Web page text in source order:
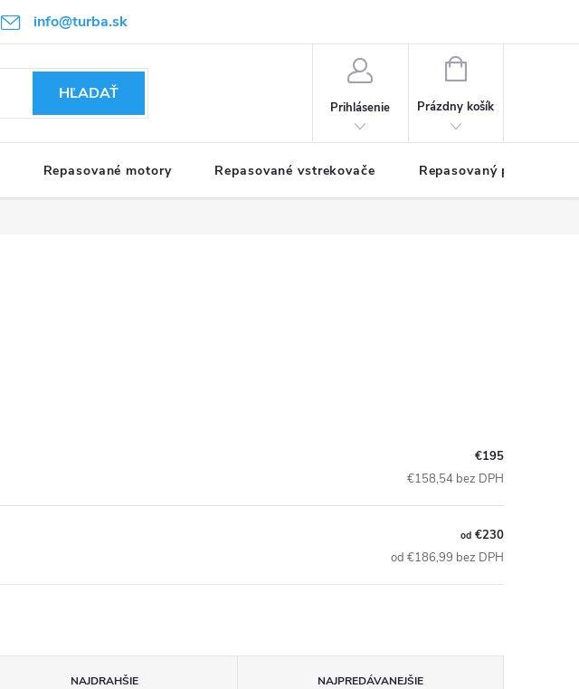
info@turba.sk
HĽADAŤ
Prihlásenie
NÁKUPNÝ
Prázdny košík
Repasované motory Repasované vstrekovače Repasovaný pohon TDM
€195
€158,54 bez DPH
od €230
od €186,99 bez DPH
NAJDRAHŠIE NAJPREDÁVANEJŠIE